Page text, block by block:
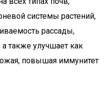
системы растений,
рассады,
также улучшает как
повышая иммунитет